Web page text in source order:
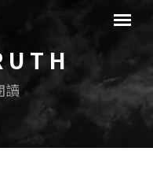
U T H
讀